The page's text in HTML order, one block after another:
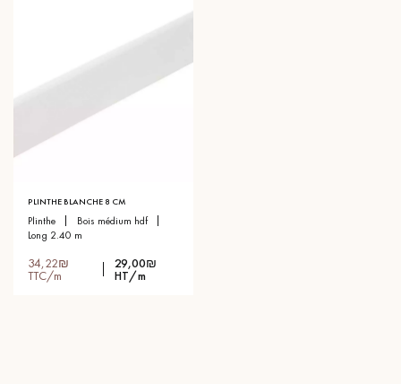
PLINTHE BLANCHE 8 CM
plinthe
bois médium hdf
long 2.40 m
34,22₪
TTC/m
29,00₪
HT/m